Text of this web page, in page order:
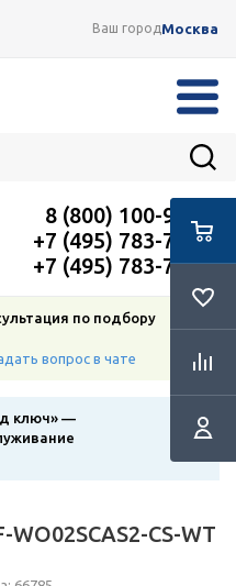
Ваш городМосква
8 (800) 100-91-12
+7 (495) 783-72-87
+7 (495) 783-72-87
по подбору
вопрос в чате
ключ» —
CS-WT